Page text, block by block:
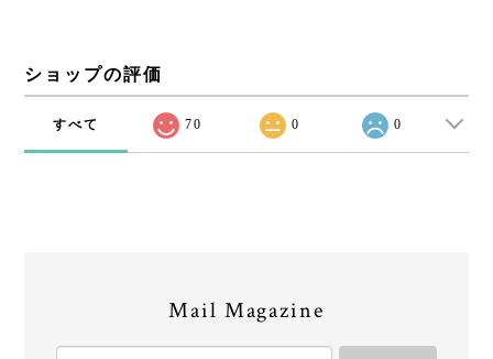
ショップの評価
すべて 70 0 0
Mail Magazine